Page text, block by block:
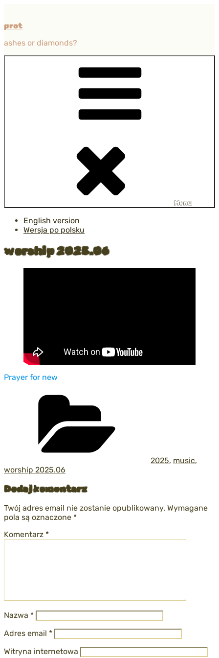
treści
prot
ashes or diamonds?
Menu
English version
Wersja po polsku
worship 2025.06
Prayer for new
2025, music,
worship 2025.06
Dodaj komentarz
Twój adres email nie zostanie opublikowany. Wymagane
pola są oznaczone *
Komentarz *
Nazwa *
Adres email *
Witryna internetowa